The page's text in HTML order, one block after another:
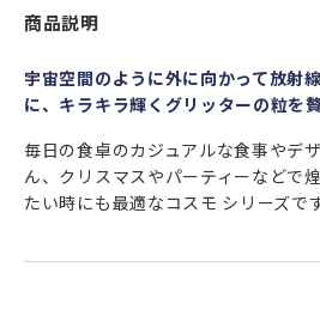
商品説明
宇宙空間のように外に向かって放射
に、キラキラ輝くグリッターの粒を
毎日の食卓のカジュアルな食事やデ
ん、クリスマスやパーティーなどで
たい時にも最適なコスモ シリーズです